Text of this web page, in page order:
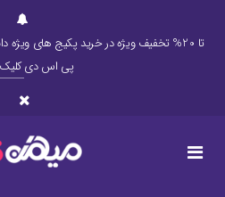
تا 20% تخفیف ویژه در خرید پکیج های ویژه
پی اس دی